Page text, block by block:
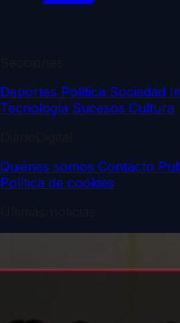
Deportes Política Sociedad
Tecnología Sucesos Cultura
Quiénes somos Contacto
Política de cookies